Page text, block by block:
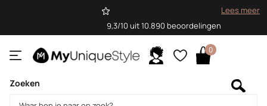
9,3/10 uit 10.890 beoordelingen
Lees meer
Zoeken
0